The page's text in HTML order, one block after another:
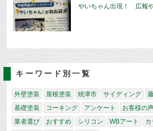
やいちゃん出現！ 広報
キーワード別一覧
外壁塗装 屋根塗装 焼津市 サイディング
基礎塗装
コーキング アンケート お客様の
業者選び
おすすめ シリコン WBアート カ